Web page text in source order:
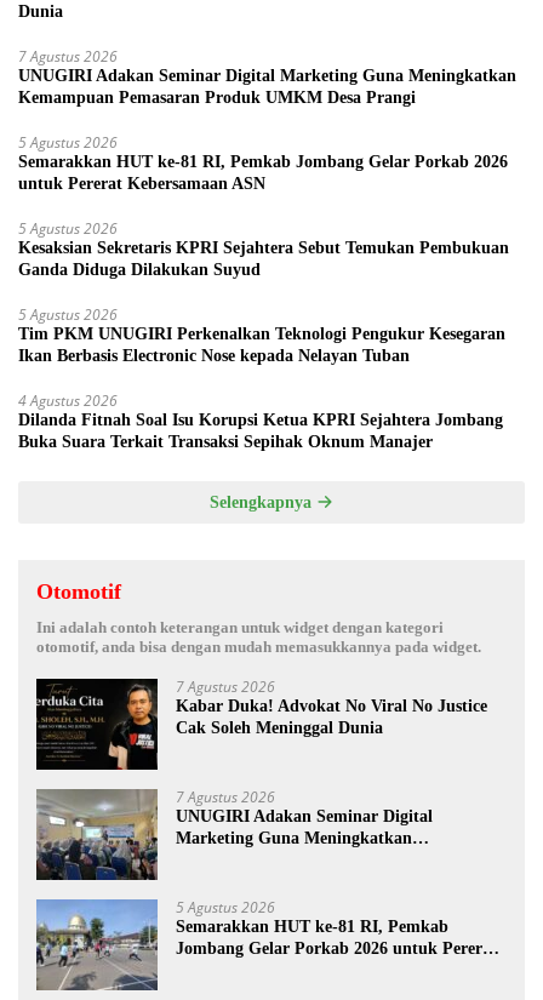
Dunia
7 Agustus 2026
UNUGIRI Adakan Seminar Digital Marketing Guna Meningkatkan
Kemampuan Pemasaran Produk UMKM Desa Prangi
5 Agustus 2026
Semarakkan HUT ke-81 RI, Pemkab Jombang Gelar Porkab 2026
untuk Pererat Kebersamaan ASN
5 Agustus 2026
Kesaksian Sekretaris KPRI Sejahtera Sebut Temukan Pembukuan
Ganda Diduga Dilakukan Suyud
5 Agustus 2026
Tim PKM UNUGIRI Perkenalkan Teknologi Pengukur Kesegaran
Ikan Berbasis Electronic Nose kepada Nelayan Tuban
4 Agustus 2026
Dilanda Fitnah Soal Isu Korupsi Ketua KPRI Sejahtera Jombang
Buka Suara Terkait Transaksi Sepihak Oknum Manajer
Selengkapnya
Otomotif
Ini adalah contoh keterangan untuk widget dengan kategori
otomotif, anda bisa dengan mudah memasukkannya pada widget.
7 Agustus 2026
Kabar Duka! Advokat No Viral No Justice
Cak Soleh Meninggal Dunia
7 Agustus 2026
UNUGIRI Adakan Seminar Digital
Marketing Guna Meningkatkan
5 Agustus 2026
Semarakkan HUT ke-81 RI, Pemkab
Jombang Gelar Porkab 2026 untuk Pererat